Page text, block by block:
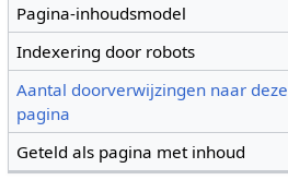
Pagina-inhoudsmodel
Indexering door robots
Aantal doorverwijzingen naar deze
pagina
Geteld als pagina met inhoud